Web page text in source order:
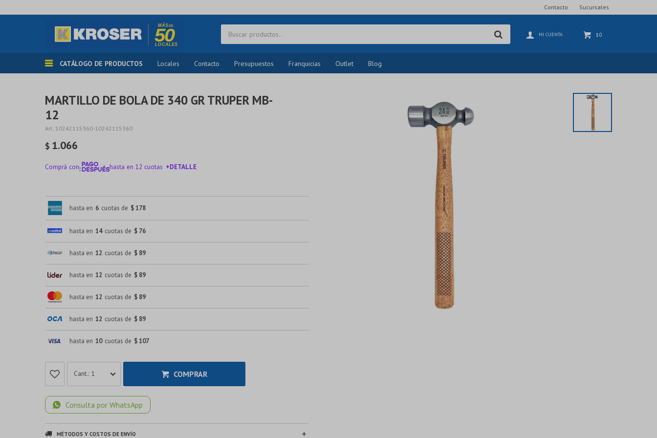
CATÁLOGO DE PRODUCTOS Locales Contacto Presupuestos Franquicias Outlet Blog
$0
Contacto Sucursales
MARTILLO DE BOLA DE 340 GR TRUPER MB-
12
10242115360-10242115360
$ 1.066
Comprá con hasta en 12 cuotas +DETALLE
hasta en 6 cuotas de $ 178
hasta en 14 cuotas de $ 76
hasta en 12 cuotas de $ 89
hasta en 12 cuotas de $ 89
hasta en 12 cuotas de $ 89
hasta en 12 cuotas de $ 89
hasta en 10 cuotas de $ 107
1 COMPRAR
Consulta por WhatsApp
MÉTODOS Y COSTOS DE ENVÍO